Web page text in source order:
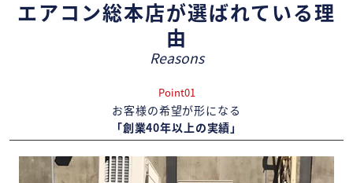
エアコン総本店が選ばれている理
由
Reasons
Point01
お客様の希望が形になる
「創業40年以上の実績」